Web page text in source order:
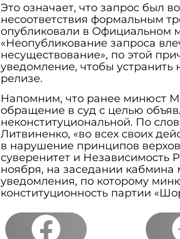
Это означает, что запрос был
несоответствия формальным
опубликовали в Официальном
«Неопубликование запроса
несуществование», по этой
уведомление, чтобы устранить
релизе.
Напомним, что ранее минюст
обращение в суд с целью
неконституциональной. По
Литвиненко, «во всех своих
в нарушение принципов
суверенитет и Независимость
ноября, на заседании
уведомления, по которому
конституционность партии